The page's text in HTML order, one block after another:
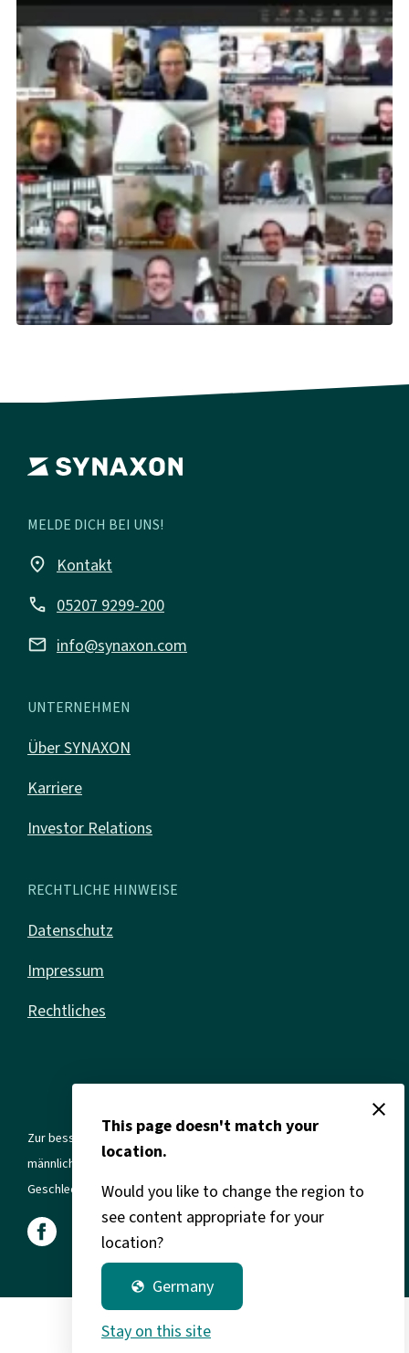
MELDE DICH BEI UNS!
place Kontakt
call 05207 9299-200
mail info@synaxon.com
UNTERNEHMEN
Über SYNAXON
Karriere
Investor Relations
RECHTLICHE HINWEISE
Datenschutz
Impressum
Rechtliches
Zur besseren Lesbarkeit verwenden wir in allen Texten die
männliche Form. Gemeint sind jedoch immer alle Geschlechter und
Geschlechtsidentitäten.
close
This page doesn't match your
location.
Would you like to change the region to
see content appropriate for your
location?
globe Germany
Stay on this site